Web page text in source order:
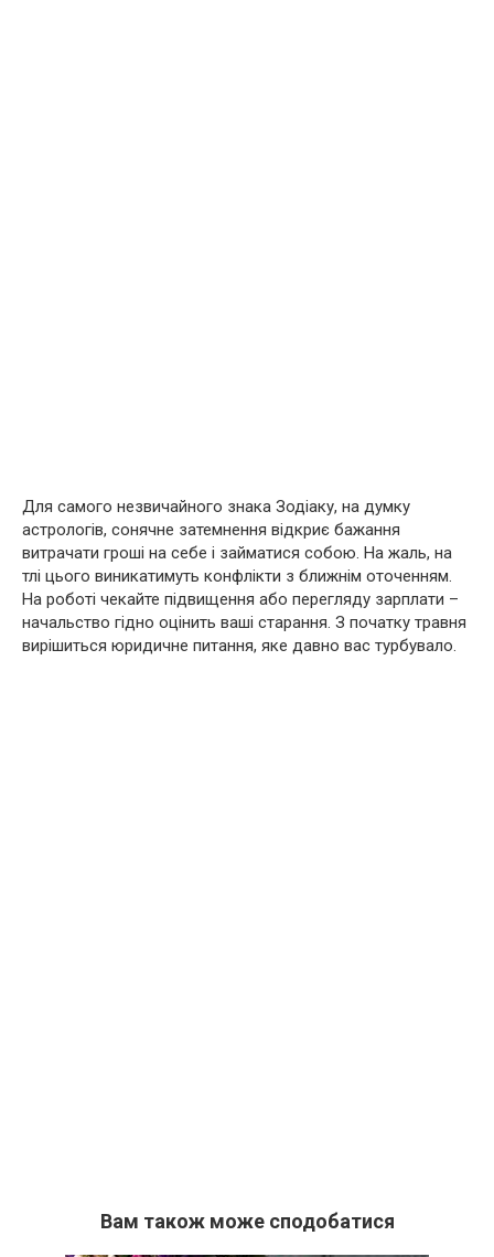
Для самого незвичайного знака Зодіаку, на думку
астрологів, сонячне затемнення відкриє бажання
витрачати гроші на себе і займатися собою. На жаль, на
тлі цього виникатимуть конфлікти з ближнім оточенням.
На роботі чекайте підвищення або перегляду зарплати –
начальство гідно оцінить ваші старання. З початку травня
вирішиться юридичне питання, яке давно вас турбувало.
Вам також може сподобатися